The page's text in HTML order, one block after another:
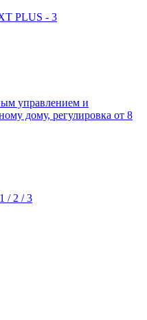
PLUS - 3
управлением и
дому, регулировка от 8
1 / 2 / 3